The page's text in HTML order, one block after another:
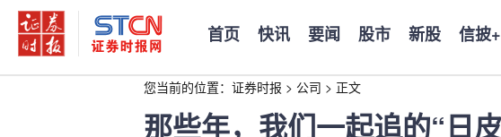
首页 快讯 要闻 股市 新股 信披+
您当前的位置： 证券时报 > 公司 > 正文
那些年，我们一起追的“日